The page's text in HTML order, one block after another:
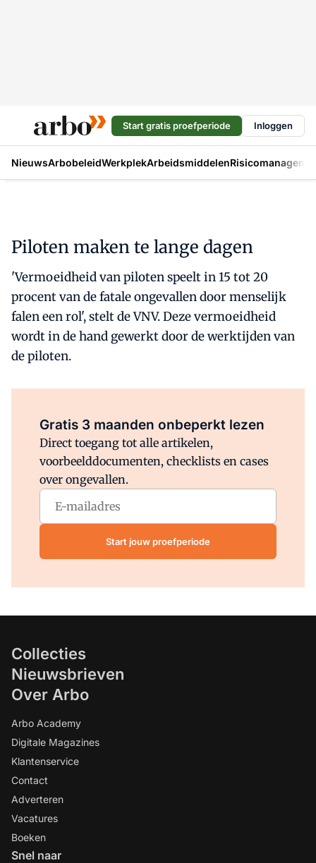
Start gratis proefperiode Inloggen
NieuwsArbobeleidWerkplekArbeidsmiddelen
Piloten maken te lange dagen
'Vermoeidheid van piloten speelt in 15 tot 20
procent van de fatale ongevallen door menselijk
falen een rol', stelt de VNV. Deze vermoeidheid
wordt in de hand gewerkt door de werktijden van
de piloten.
Gratis 3 maanden onbeperkt lezen
Direct toegang tot alle artikelen,
voorbeelddocumenten, checklists en cases
over ongevallen.
Start jouw proefperiode
Collecties
Nieuwsbrieven
Over Arbo
Arbo Academy
Digitale Magazines
Klantenservice
Contact
Adverteren
Vacatures
Boeken
Snel naar